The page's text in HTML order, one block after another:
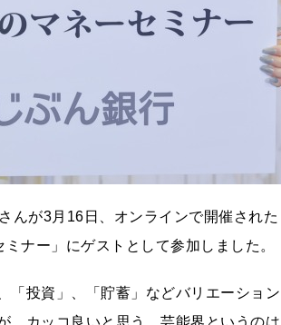
んが3月16日、オンラインで開催された
ナー」にゲストとして参加しました。
「投資」、「貯蓄」などバリエーション
、カッコ良いと思う。芸能界というのは